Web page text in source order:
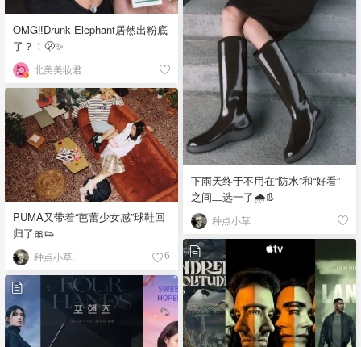
下雨天终于不用在“防水”和“好看”
之间二选一了🌧️👢
种点小草
OMG‼️Drunk Elephant居然出粉底
了？！🫢✨
北美美妆君
PUMA又带着“芭蕾少女感”球鞋回
归了🎀👟
种点小草 6